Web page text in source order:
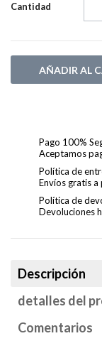
Cantidad
AÑADIR AL
Pago 100%
Aceptamos
Política de
Envíos gratis
Política de
Devoluciones
Descripción
detalles del
Comentarios